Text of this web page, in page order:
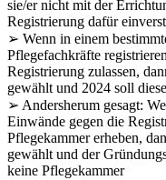
sie/er nicht mit der
Registrierung dafür
➢ Wenn in einem
Pflegefachkräfte
Registrierung zulassen,
gewählt und 2024 soll
➢ Andersherum gesagt:
Einwände gegen die
Pflegekammer erheben,
gewählt und der
keine Pflegekammer